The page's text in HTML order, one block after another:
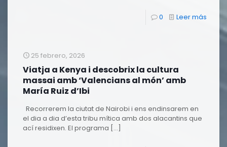
0 Leer más
25 febrero, 2026
Viatja a Kenya i descobrix la cultura
massai amb ‘Valencians al món’ amb
María Ruiz d’Ibi
Recorrerem la ciutat de Nairobi i ens endinsarem en
el dia a dia d’esta tribu mítica amb dos alacantins que
ací residixen. El programa […]